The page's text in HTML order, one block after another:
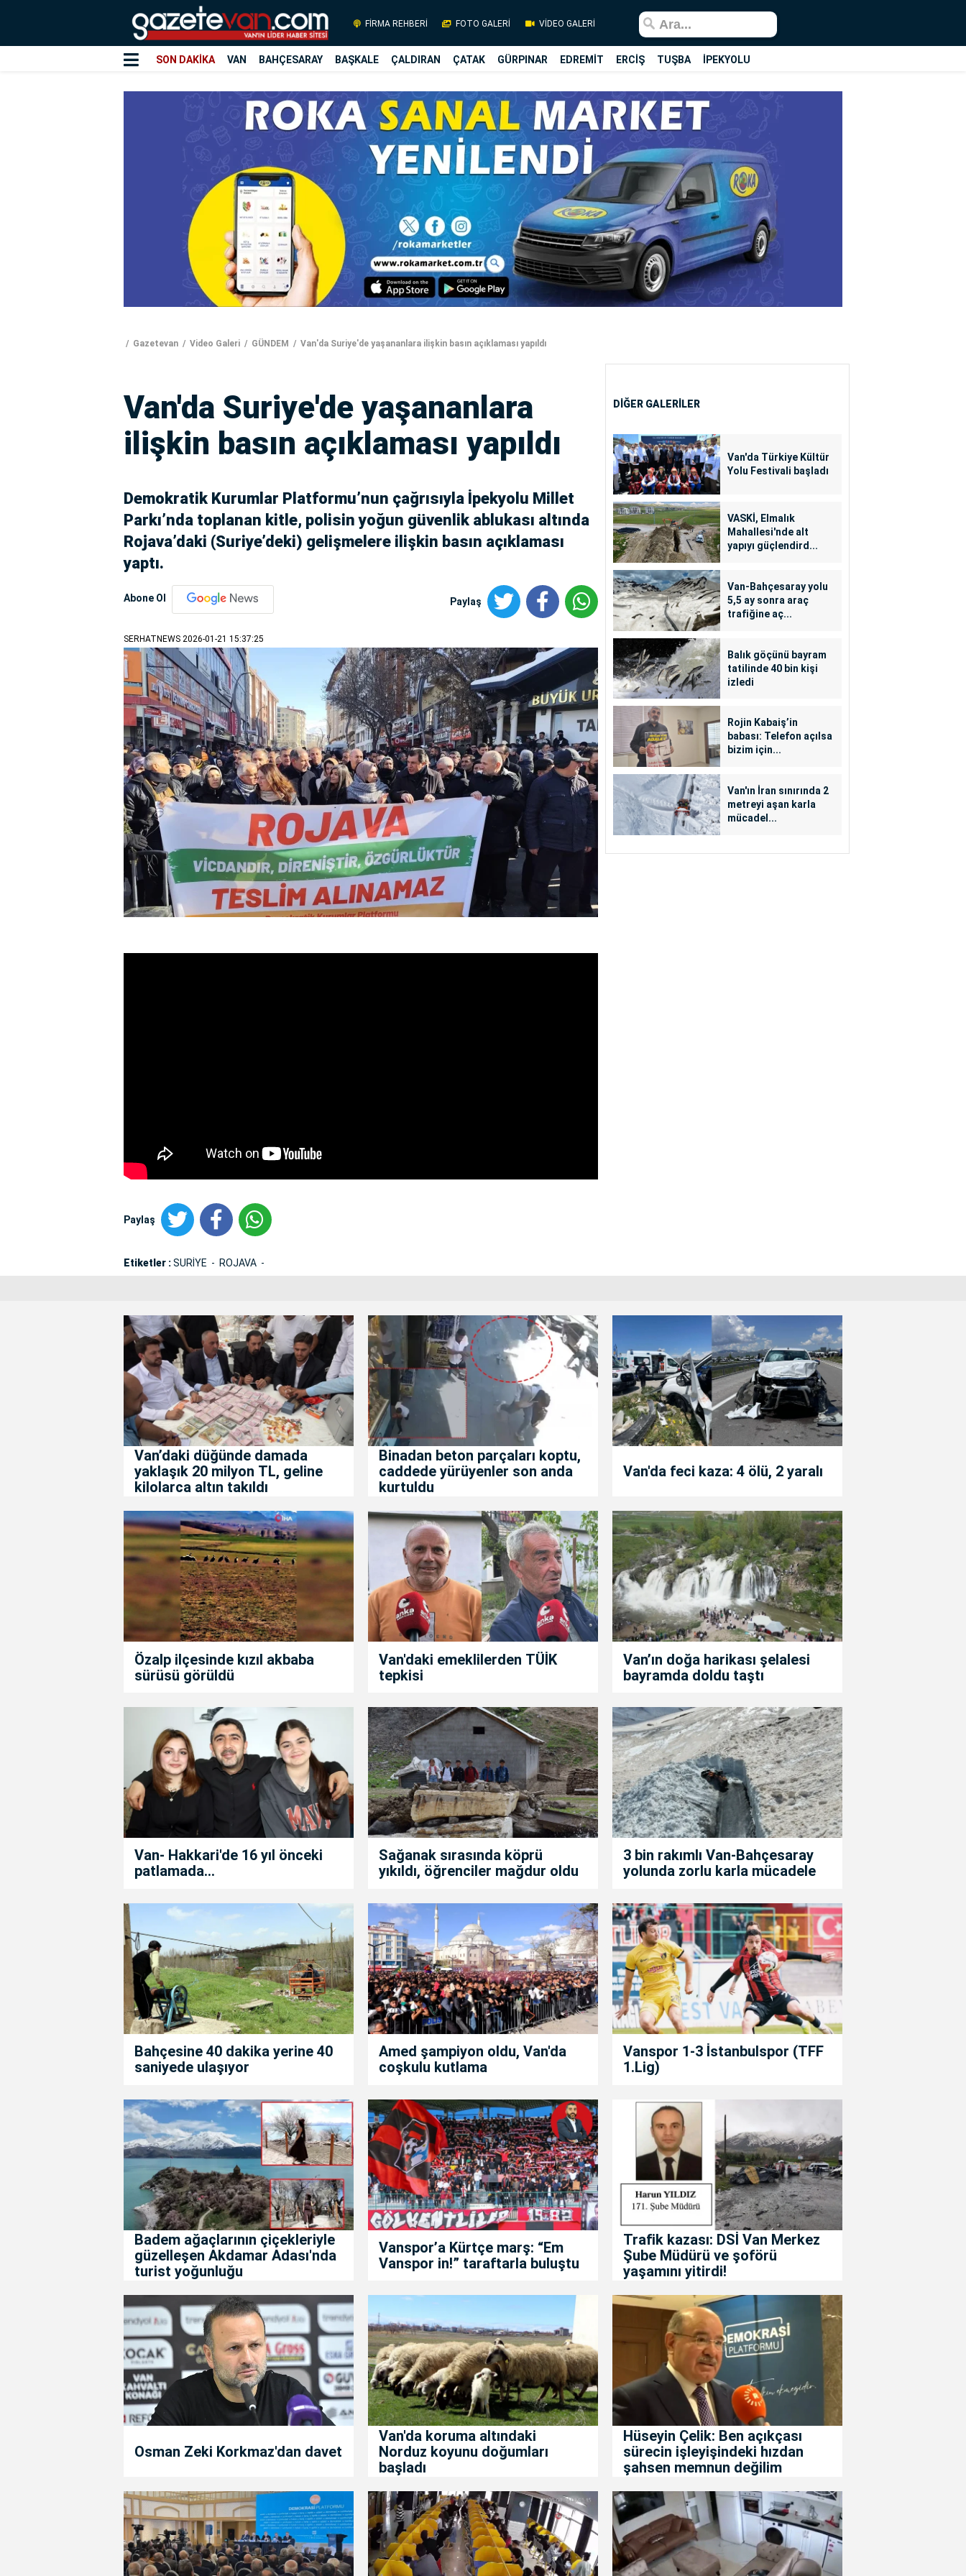
FİRMA REHBERİ FOTO GALERİ VİDEO GALERİ
SON DAKİKA VAN BAHÇESARAY BAŞKALE ÇALDIRAN ÇATAK GÜRPINAR EDREMİT ERCİŞ TUŞBA İPEKYOLU
Gazetevan Video Galeri GÜNDEM Van'da Suriye'de yaşananlara ilişkin basın açıklaması yapıldı
Van'da Suriye'de yaşananlara
ilişkin basın açıklaması yapıldı
Demokratik Kurumlar Platformu’nun çağrısıyla İpekyolu Millet
Parkı’nda toplanan kitle, polisin yoğun güvenlik ablukası altında
Rojava’daki (Suriye’deki) gelişmelere ilişkin basın açıklaması
yaptı.
Abone Ol Paylaş
SERHATNEWS 2026-01-21 15:37:25
Paylaş
Etiketler :SURİYE ROJAVA
DİĞER GALERİLER
Van'da Türkiye Kültür
Yolu Festivali başladı
VASKİ, Elmalık
Mahallesi'nde alt
yapıyı güçlendird...
Van-Bahçesaray yolu
5,5 ay sonra araç
trafiğine aç...
Balık göçünü bayram
tatilinde 40 bin kişi
izledi
Rojin Kabaiş’in
babası: Telefon açılsa
bizim için...
Van'ın İran sınırında 2
metreyi aşan karla
mücadel...
Van’daki düğünde damada
yaklaşık 20 milyon TL, geline
kilolarca altın takıldı
Binadan beton parçaları koptu,
caddede yürüyenler son anda
kurtuldu
Van'da feci kaza: 4 ölü, 2 yaralı
Özalp ilçesinde kızıl akbaba
sürüsü görüldü
Van'daki emeklilerden TÜİK
tepkisi
Van’ın doğa harikası şelalesi
bayramda doldu taştı
Van- Hakkari'de 16 yıl önceki
patlamada...
Sağanak sırasında köprü
yıkıldı, öğrenciler mağdur oldu
3 bin rakımlı Van-Bahçesaray
yolunda zorlu karla mücadele
Bahçesine 40 dakika yerine 40
saniyede ulaşıyor
Amed şampiyon oldu, Van'da
coşkulu kutlama
Vanspor 1-3 İstanbulspor (TFF
1.Lig)
Badem ağaçlarının çiçekleriyle
güzelleşen Akdamar Adası'nda
turist yoğunluğu
Vanspor’a Kürtçe marş: “Em
Vanspor in!” taraftarla buluştu
Trafik kazası: DSİ Van Merkez
Şube Müdürü ve şoförü
yaşamını yitirdi!
Osman Zeki Korkmaz'dan davet
Van'da koruma altındaki
Norduz koyunu doğumları
başladı
Hüseyin Çelik: Ben açıkçası
sürecin işleyişindeki hızdan
şahsen memnun değilim